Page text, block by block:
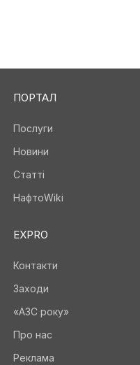
ПОРТАЛ
Послуги
Новини
Статті
НафтоWiki
EXPRO
Контакти
Заходи
«АЗС року»
Про нас
Реклама